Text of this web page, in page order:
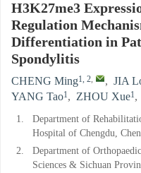
H3K27me3
Regulation
Differentiation in
Spondylitis
CHENG Ming1, 2, , JIA
YANG Tao1, ZHOU Xue1,
1.
Department of
Hospital of Chengdu,
2.
Department of
Sciences & Sichuan